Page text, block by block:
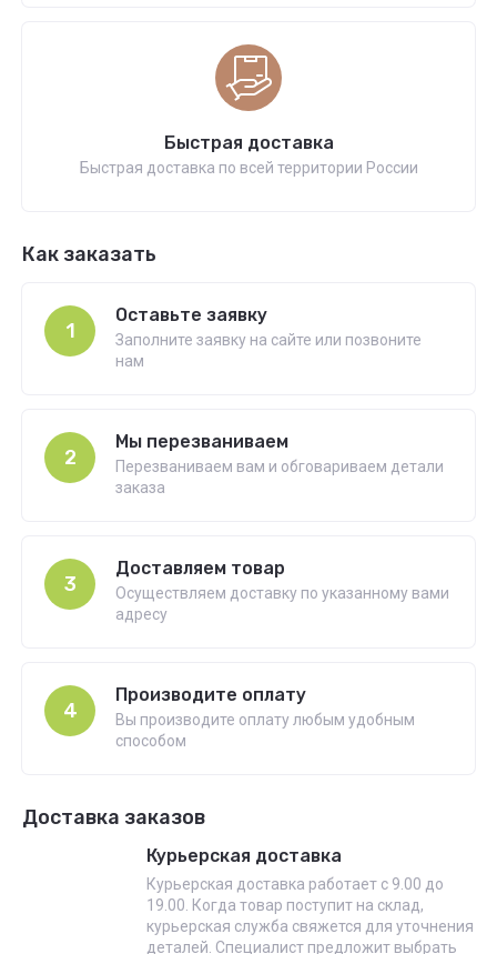
Быстрая доставка
Быстрая доставка по всей территории России
Как заказать
1
Оставьте заявку
Заполните заявку на сайте или позвоните
нам
2
Мы перезваниваем
Перезваниваем вам и обговариваем детали
заказа
3
Доставляем товар
Осуществляем доставку по указанному вами
адресу
4
Производите оплату
Вы производите оплату любым удобным
способом
Доставка заказов
Курьерская доставка
Курьерская доставка работает с 9.00 до
19.00. Когда товар поступит на склад,
курьерская служба свяжется для уточнения
деталей. Специалист предложит выбрать